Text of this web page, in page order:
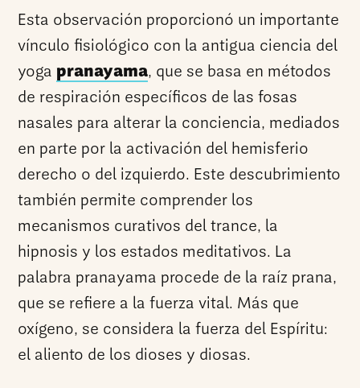
Esta observación proporcionó un importante
vínculo fisiológico con la antigua ciencia del
yoga pranayama, que se basa en métodos
de respiración específicos de las fosas
nasales para alterar la conciencia, mediados
en parte por la activación del hemisferio
derecho o del izquierdo. Este descubrimiento
también permite comprender los
mecanismos curativos del trance, la
hipnosis y los estados meditativos. La
palabra pranayama procede de la raíz prana,
que se refiere a la fuerza vital. Más que
oxígeno, se considera la fuerza del Espíritu:
el aliento de los dioses y diosas.